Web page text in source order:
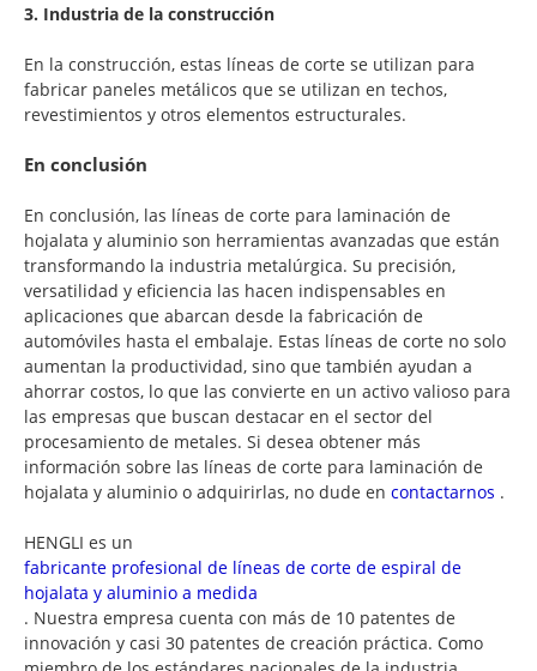
3. Industria de la construcción
En la construcción, estas líneas de corte se utilizan para
fabricar paneles metálicos que se utilizan en techos,
revestimientos y otros elementos estructurales.
En conclusión
En conclusión, las líneas de corte para laminación de
hojalata y aluminio son herramientas avanzadas que están
transformando la industria metalúrgica. Su precisión,
versatilidad y eficiencia las hacen indispensables en
aplicaciones que abarcan desde la fabricación de
automóviles hasta el embalaje. Estas líneas de corte no solo
aumentan la productividad, sino que también ayudan a
ahorrar costos, lo que las convierte en un activo valioso para
las empresas que buscan destacar en el sector del
procesamiento de metales. Si desea obtener más
información sobre las líneas de corte para laminación de
hojalata y aluminio o adquirirlas, no dude en contactarnos .
HENGLI es un
fabricante profesional de líneas de corte de espiral de
hojalata y aluminio a medida
. Nuestra empresa cuenta con más de 10 patentes de
innovación y casi 30 patentes de creación práctica. Como